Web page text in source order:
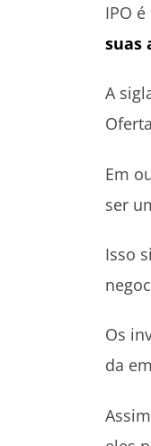
IPO
suas
A
Em
ser
Isso
Os
da